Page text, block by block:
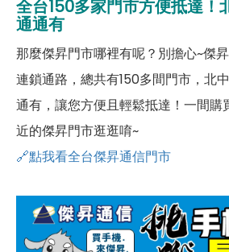
全台150多家門市方便抵達！
通通有
那麼傑昇門市哪裡有呢？別擔心~傑
連鎖通路，總共有150多間門市，北
通有，讓您方便且輕鬆抵達！一間購
近的傑昇門市逛逛唷~
🔗點我看全台傑昇通信門市